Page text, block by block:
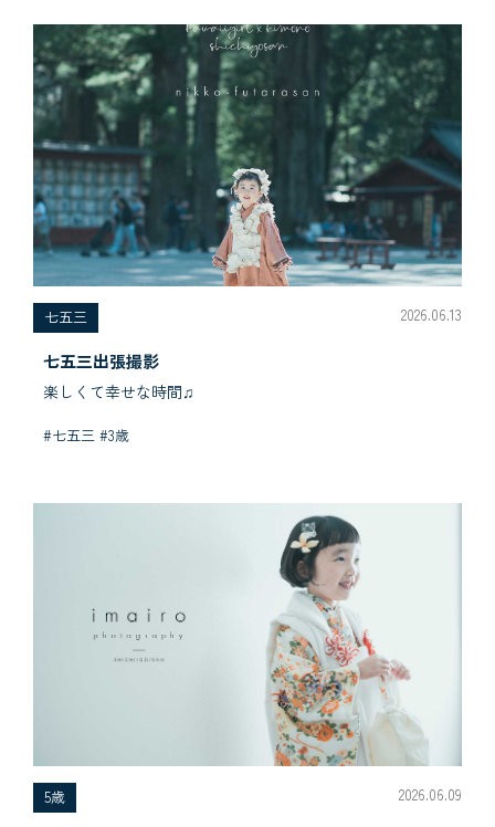
七五三 2026.06.13
七五三出張撮影
楽しくて幸せな時間♫
#七五三 #3歳
5歳 2026.06.09